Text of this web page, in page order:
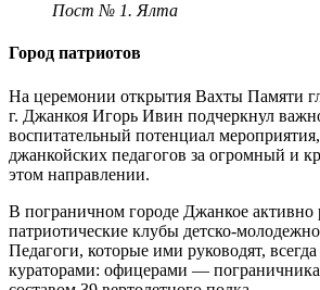
Пост № 1. Ялта
Город патриотов
На церемонии открытия Вахты Памяти
г. Джанкоя Игорь Ивин подчеркнул
воспитательный потенциал
джанкойских педагогов за огромный и
этом направлении.
В пограничном городе Джанкое активно
патриотические клубы детско-
Педагоги, которые ими руководят, всегда
кураторами: офицерами —